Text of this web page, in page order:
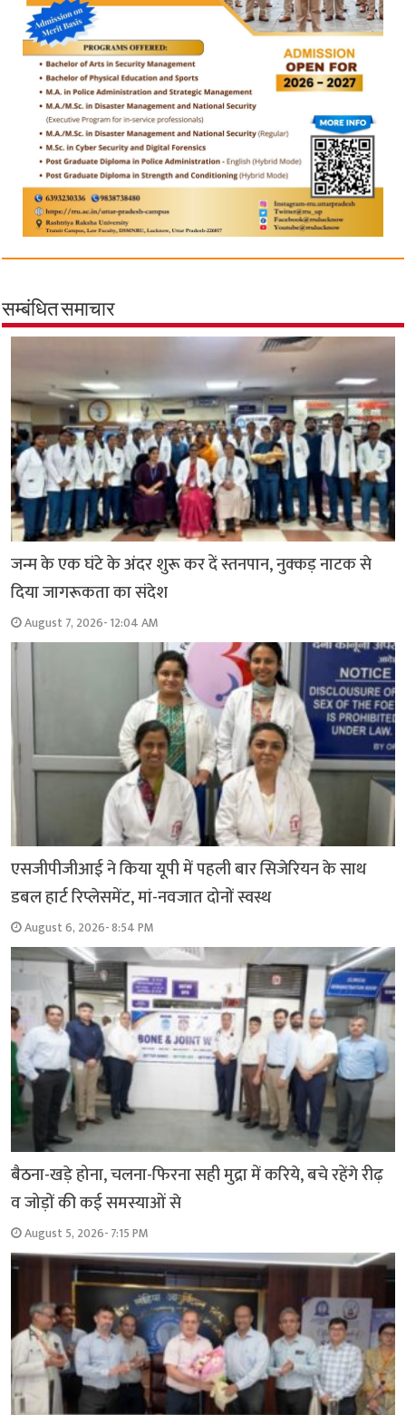
सम्बंधित समाचार
जन्म के एक घंटे के अंदर शुरू कर दें स्तनपान, नुक्कड़ नाटक से
दिया जागरूकता का संदेश
August 7, 2026- 12:04 AM
एसजीपीजीआई ने किया यूपी में पहली बार सिजेरियन के साथ
डबल हार्ट रिप्लेसमेंट, मां-नवजात दोनों स्वस्थ
August 6, 2026- 8:54 PM
बैठना-खड़े होना, चलना-फिरना सही मुद्रा में करिये, बचे रहेंगे रीढ़
व जोड़ों की कई समस्याओं से
August 5, 2026- 7:15 PM